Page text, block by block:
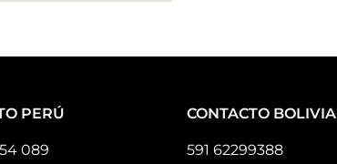
PERÚ
089
CONTACTO BOLIVIA
591 62299388